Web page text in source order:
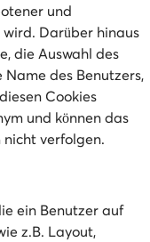
und
Darüber hinaus
die Auswahl des
Name des Benutzers,
Cookies
und können das
verfolgen.
ein Benutzer auf
z.B. Layout,